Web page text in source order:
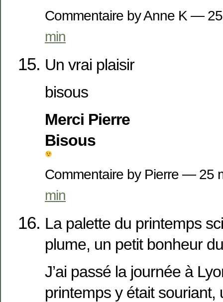
Commentaire by Anne K —
min
Un vrai plaisir
bisous
Merci Pierre
Bisous
Commentaire by Pierre — 25
min
La palette du printemps
plume, un petit bonheur
J’ai passé la journée à
printemps y était souriant,